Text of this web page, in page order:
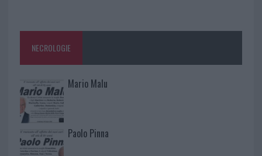
NECROLOGIE
Mario Malu
Paolo Pinna